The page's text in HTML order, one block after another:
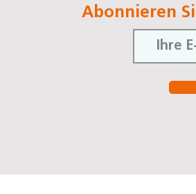
Abonnieren